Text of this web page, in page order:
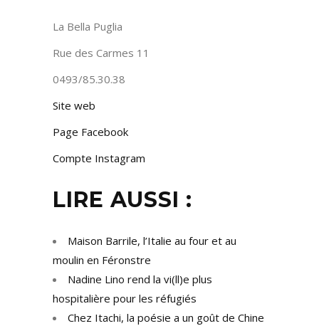
La Bella Puglia
Rue des Carmes 11
0493/85.30.38
Site web
Page Facebook
Compte Instagram
LIRE AUSSI :
Maison Barrile, l’Italie au four et au
moulin en Féronstre
Nadine Lino rend la vi(ll)e plus
hospitalière pour les réfugiés
Chez Itachi, la poésie a un goût de Chine